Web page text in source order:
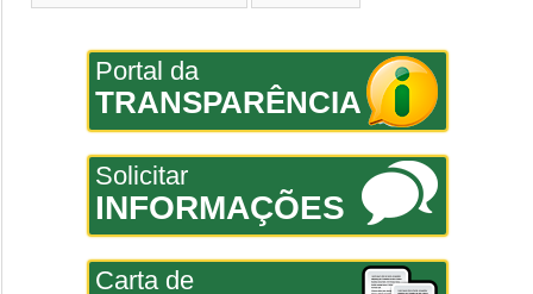
Portal da
TRANSPARÊNCIA
Solicitar
INFORMAÇÕES
Carta de